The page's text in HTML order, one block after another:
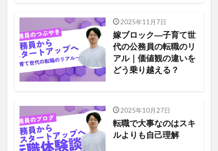
2025年11月7日
嫁ブロック―子育て世
代の公務員の転職のリ
アル｜価値観の違いを
どう乗り越える？
2025年10月27日
転職で大事なのはスキ
ルよりも自己理解